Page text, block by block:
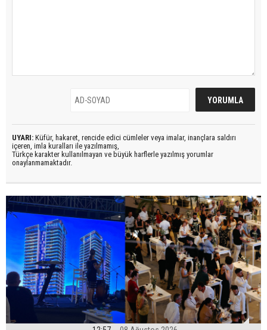
UYARI: Küfür, hakaret, rencide edici cümleler veya imalar, inançlara saldırı
içeren, imla kuralları ile yazılmamış,
Türkçe karakter kullanılmayan ve büyük harflerle yazılmış yorumlar
onaylanmamaktadır.